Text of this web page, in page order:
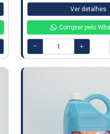
Ver detalhes
Comprar pelo